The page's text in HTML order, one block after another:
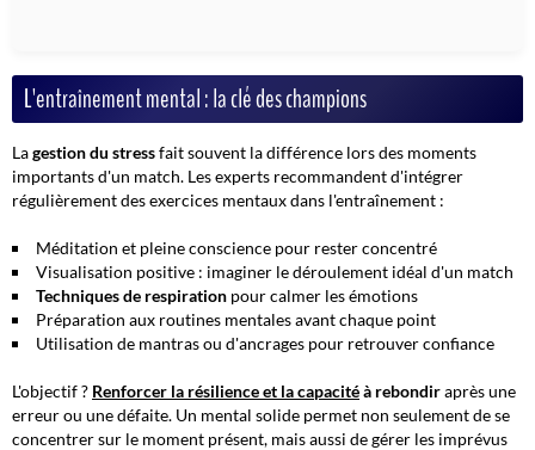
L'entraînement mental : la clé des champions
Lagestion du stressfait souvent la différence lors des moments
importants d'un match. Les experts recommandent d'intégrer
régulièrement des exercices mentaux dans l'entraînement :
Méditation et pleine conscience pour rester concentré
Visualisation positive : imaginer le déroulement idéal d'un match
Techniques de respiration pour calmer les émotions
Préparation aux routines mentales avant chaque point
Utilisation de mantras ou d'ancrages pour retrouver confiance
L'objectif ? Renforcer la résilience et la capacitéà rebondiraprès une
erreur ou une défaite. Un mental solide permet non seulement de se
concentrer sur le moment présent, mais aussi de gérer les imprévus